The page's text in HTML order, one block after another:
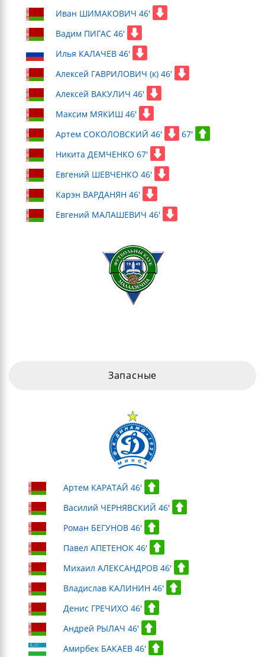
Иван ШИМАКОВИЧ 46'
Вадим ПИГАС 46'
Илья КАЛАЧЕВ 46'
Алексей ГАВРИЛОВИЧ (к) 46'
Алексей ВАКУЛИЧ 46'
Максим МЯКИШ 46'
Артем СОКОЛОВСКИЙ 46'
67'
Никита ДЕМЧЕНКО 67'
Евгений ШЕВЧЕНКО 46'
Карэн ВАРДАНЯН 46'
Евгений МАЛАШЕВИЧ 46'
Запасные
Артем КАРАТАЙ 46'
Василий ЧЕРНЯВСКИЙ 46'
Роман БЕГУНОВ 46'
Павел АПЕТЕНОК 46'
Михаил АЛЕКСАНДРОВ 46'
Владислав КАЛИНИН 46'
Денис ГРЕЧИХО 46'
Андрей РЫЛАЧ 46'
Амирбек БАКАЕВ 46'